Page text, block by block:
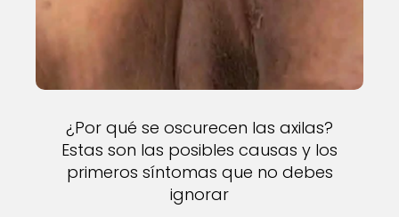
¿Por qué se oscurecen las axilas?
Estas son las posibles causas y los
primeros síntomas que no debes
ignorar